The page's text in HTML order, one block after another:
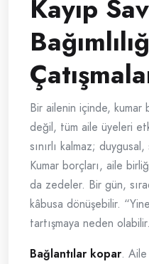
Kayıp
Bir ailenin içinde, kumar
değil, tüm aile üyeleri
sınırlı kalmaz;
Kumar borçları, aile
da zedeler. Bir gün,
kâbusa dönüşebilir.
tartışmaya neden olabilir.
Bağlantılar kopar. Aile